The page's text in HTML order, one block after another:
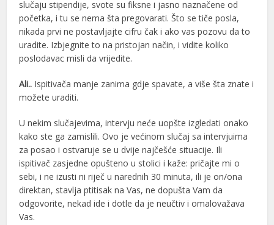
slučaju stipendije, svote su fiksne i jasno naznačene od
početka, i tu se nema šta pregovarati. Što se tiče posla,
nikada prvi ne postavljajte cifru čak i ako vas pozovu da to
uradite. Izbjegnite to na pristojan način, i vidite koliko
poslodavac misli da vrijedite.
Ali.. Ispitivača manje zanima gdje spavate, a više šta znate i
možete uraditi.
U nekim slučajevima, intervju neće uopšte izgledati onako
kako ste ga zamislili. Ovo je većinom slučaj sa intervjuima
za posao i ostvaruje se u dvije najčešće situacije. Ili
ispitivač zasjedne opušteno u stolici i kaže: pričajte mi o
sebi, i ne izusti ni riječ u narednih 30 minuta, ili je on/ona
direktan, stavlja ptitisak na Vas, ne dopušta Vam da
odgovorite, nekad ide i dotle da je neučtiv i omalovažava
Vas.